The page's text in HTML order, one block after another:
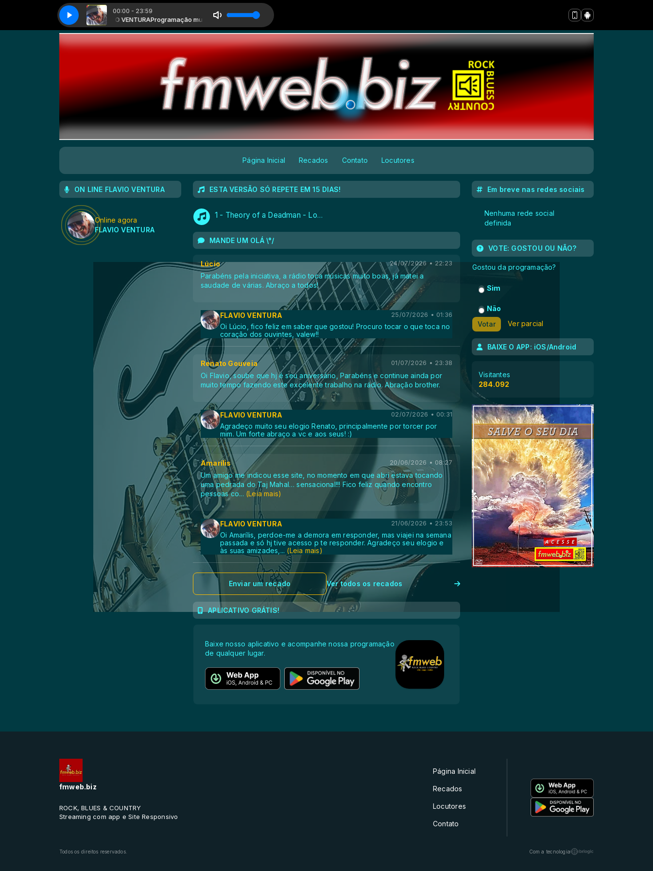
00:00 - 23:59
musical da FMWeb. com FLAVIO VENTURAProgramação musical da FMWeb. com FLAVIO VENTURA
1 - Theory of a Deadman - Lowlife - 1-2 A1 - Theory of a Deadman - Lowlife - 1-2 A
Página Inicial Recados Contato Locutores
ESTA VERSÃO SÓ REPETE EM 15 DIAS!
1 - Theory of a Deadman - Lowlife - 1-2 A
MANDE UM OLÁ \°/
Lúcio 24/07/2026 • 22:23
Parabéns pela iniciativa, a rádio toca músicas muito boas, já matei a
saudade de várias. Abraço a todos!
FLAVIO VENTURA 25/07/2026 • 01:36
Oi Lúcio, fico feliz em saber que gostou! Procuro tocar o que toca no
coração dos ouvintes, valew!!
Renato Gouveia 01/07/2026 • 23:38
Oi Flavio, soube que hj é seu aniversário, Parabéns e continue ainda por
muito tempo fazendo este excelente trabalho na rádio. Abração brother.
FLAVIO VENTURA 02/07/2026 • 00:31
Agradeço muito seu elogio Renato, principalmente por torcer por
mim. Um forte abraço a vc e aos seus! :)
Amarílis 20/06/2026 • 08:27
Um amigo me indicou esse site, no momento em que abri estava tocando
uma pedrada do Taj Mahal… sensacional!!! Fico feliz quando encontro
pessoas co... (Leia mais)
FLAVIO VENTURA 21/06/2026 • 23:53
Oi Amarílis, perdoe-me a demora em responder, mas viajei na semana
passada e só hj tive acesso p te responder. Agradeço seu elogio e
às suas amizades, ... (Leia mais)
Enviar um recado Ver todos os recados
APLICATIVO GRÁTIS!
Baixe nosso aplicativo e acompanhe nossa programação
de qualquer lugar.
ON LINE FLAVIO VENTURA
Online agora
FLAVIO VENTURA
Em breve nas redes sociais
Nenhuma rede social
definida
VOTE: GOSTOU OU NÃO?
Gostou da programação?
Sim
Não
Votar
Ver parcial
BAIXE O APP: iOS/Android
Visitantes
284.092
fmweb.biz
ROCK, BLUES & COUNTRY
Streaming com app e Site Responsivo
Página Inicial
Recados
Locutores
Contato
Todos os direitos reservados. Com a tecnologia